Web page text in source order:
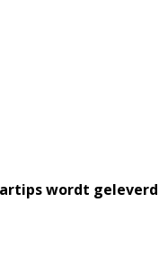
wordt geleverd